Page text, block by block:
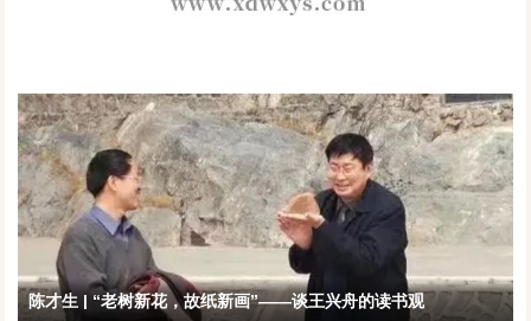
陈才生 | “老树新花，故纸新画”——谈王兴舟的读书观